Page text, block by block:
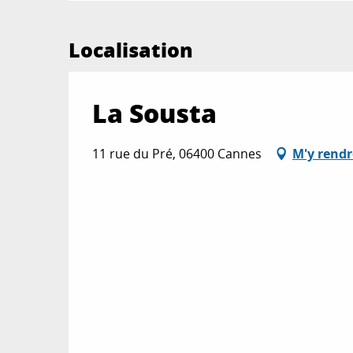
Localisation
La Sousta
11 rue du Pré, 06400 Cannes M'y